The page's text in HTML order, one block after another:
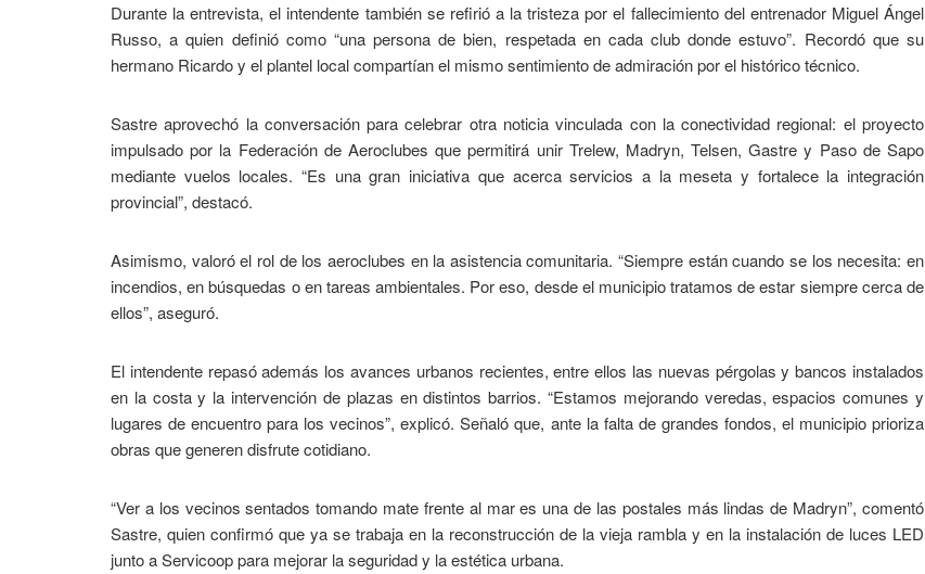
Durante la entrevista, el intendente también se refirió a la tristeza por el fallecimiento del entrenador Miguel Ángel
Russo, a quien definió como “una persona de bien, respetada en cada club donde estuvo”. Recordó que su
hermano Ricardo y el plantel local compartían el mismo sentimiento de admiración por el histórico técnico.
Sastre aprovechó la conversación para celebrar otra noticia vinculada con la conectividad regional: el proyecto
impulsado por la Federación de Aeroclubes que permitirá unir Trelew, Madryn, Telsen, Gastre y Paso de Sapo
mediante vuelos locales. “Es una gran iniciativa que acerca servicios a la meseta y fortalece la integración
provincial”, destacó.
Asimismo, valoró el rol de los aeroclubes en la asistencia comunitaria. “Siempre están cuando se los necesita: en
incendios, en búsquedas o en tareas ambientales. Por eso, desde el municipio tratamos de estar siempre cerca de
ellos”, aseguró.
El intendente repasó además los avances urbanos recientes, entre ellos las nuevas pérgolas y bancos instalados
en la costa y la intervención de plazas en distintos barrios. “Estamos mejorando veredas, espacios comunes y
lugares de encuentro para los vecinos”, explicó. Señaló que, ante la falta de grandes fondos, el municipio prioriza
obras que generen disfrute cotidiano.
“Ver a los vecinos sentados tomando mate frente al mar es una de las postales más lindas de Madryn”, comentó
Sastre, quien confirmó que ya se trabaja en la reconstrucción de la vieja rambla y en la instalación de luces LED
junto a Servicoop para mejorar la seguridad y la estética urbana.